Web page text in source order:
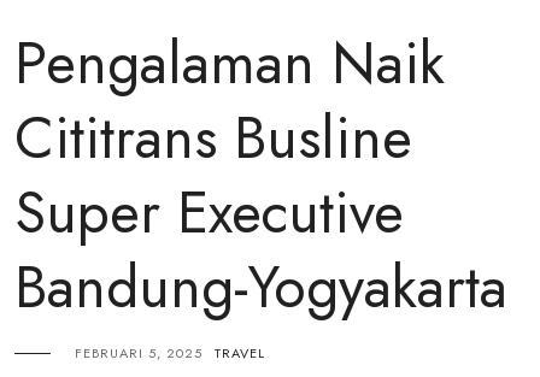
Pengalaman Naik
Cititrans Busline
Super Executive
Bandung-Yogyakarta
FEBRUARI 5, 2025 TRAVEL